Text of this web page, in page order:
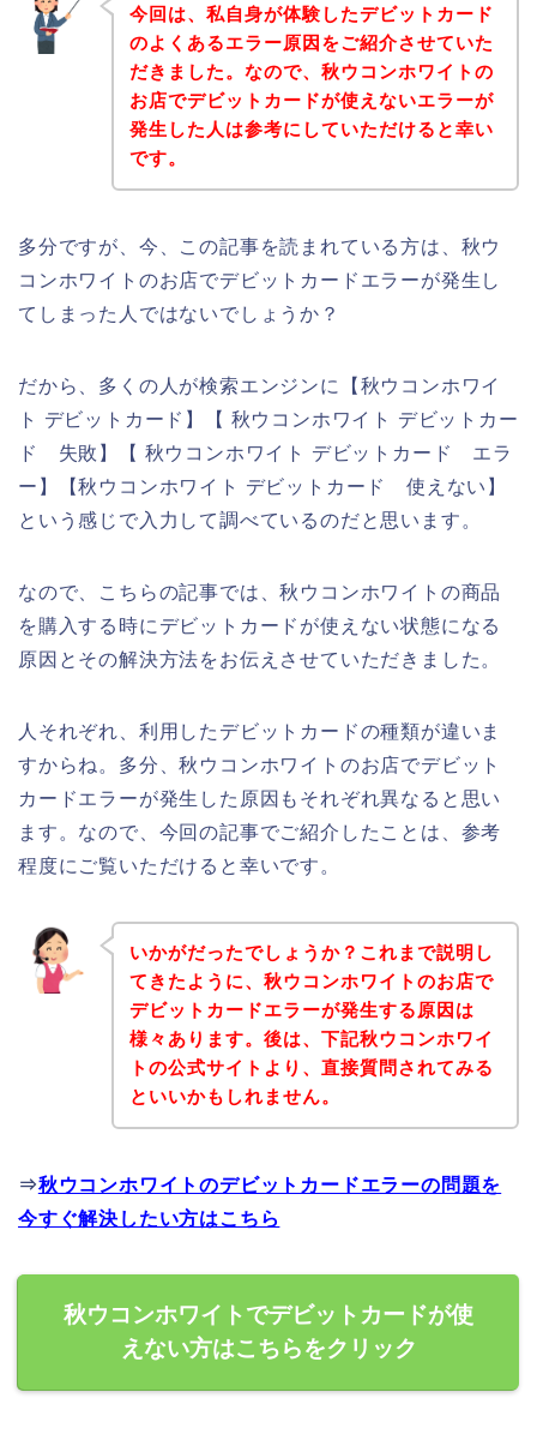
今回は、私自身が体験したデビットカード
のよくあるエラー原因をご紹介させていた
だきました。なので、秋ウコンホワイトの
お店でデビットカードが使えないエラーが
発生した人は参考にしていただけると幸い
です。
多分ですが、今、この記事を読まれている方は、秋ウ
コンホワイトのお店でデビットカードエラーが発生し
てしまった人ではないでしょうか？
だから、多くの人が検索エンジンに【秋ウコンホワイ
ト デビットカード】【 秋ウコンホワイト デビットカー
ド 失敗】【 秋ウコンホワイト デビットカード エラ
ー】【秋ウコンホワイト デビットカード 使えない】
という感じで入力して調べているのだと思います。
なので、こちらの記事では、秋ウコンホワイトの商品
を購入する時にデビットカードが使えない状態になる
原因とその解決方法をお伝えさせていただきました。
人それぞれ、利用したデビットカードの種類が違いま
すからね。多分、秋ウコンホワイトのお店でデビット
カードエラーが発生した原因もそれぞれ異なると思い
ます。なので、今回の記事でご紹介したことは、参考
程度にご覧いただけると幸いです。
いかがだったでしょうか？これまで説明し
てきたように、秋ウコンホワイトのお店で
デビットカードエラーが発生する原因は
様々あります。後は、下記秋ウコンホワイ
トの公式サイトより、直接質問されてみる
といいかもしれません。
⇒秋ウコンホワイトのデビットカードエラーの問題を
今すぐ解決したい方はこちら
秋ウコンホワイトでデビットカードが使
えない方はこちらをクリック